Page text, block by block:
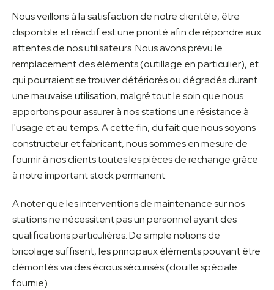
Nous veillons à la satisfaction de notre clientèle, être
disponible et réactif est une priorité afin de répondre aux
attentes de nos utilisateurs. Nous avons prévu le
remplacement des éléments (outillage en particulier), et
qui pourraient se trouver détériorés ou dégradés durant
une mauvaise utilisation, malgré tout le soin que nous
apportons pour assurer à nos stations une résistance à
l'usage et au temps. A cette fin, du fait que nous soyons
constructeur et fabricant, nous sommes en mesure de
fournir à nos clients toutes les pièces de rechange grâce
à notre important stock permanent.
A noter que les interventions de maintenance sur nos
stations ne nécessitent pas un personnel ayant des
qualifications particulières. De simple notions de
bricolage suffisent, les principaux éléments pouvant être
démontés via des écrous sécurisés (douille spéciale
fournie).